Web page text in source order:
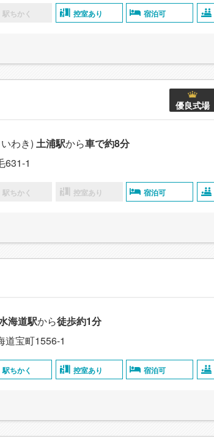
駅ちかく 控室あり 宿泊可
優良式場
わき) 土浦駅から車で約8分
631-1
駅ちかく 控室あり 宿泊可
海道駅から徒歩約1分
道宝町1556-1
駅ちかく 控室あり 宿泊可